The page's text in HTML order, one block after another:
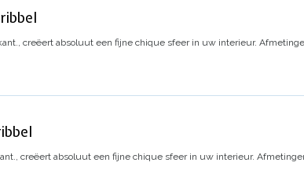
creëert absoluut een fijne chique sfeer in uw interieur.
creëert absoluut een fijne chique sfeer in uw interieur.